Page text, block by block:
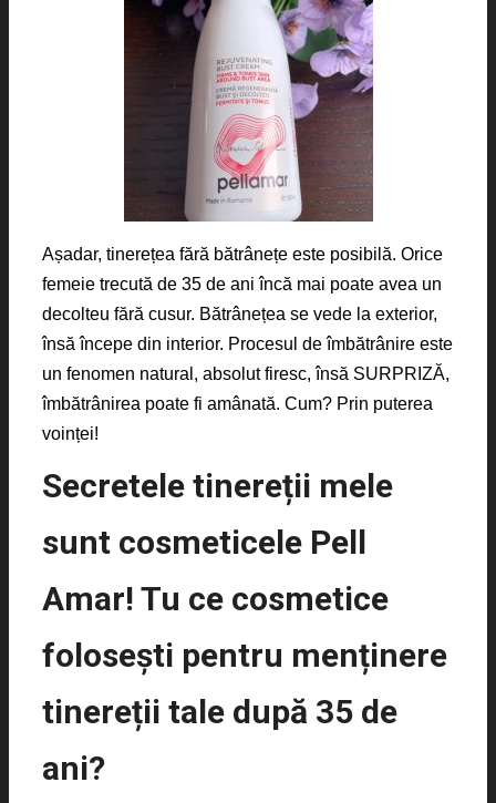
Așadar, tinerețea fără bătrânețe este posibilă. Orice
femeie trecută de 35 de ani încă mai poate avea un
decolteu fără cusur. Bătrânețea se vede la exterior,
însă începe din interior. Procesul de îmbătrânire este
un fenomen natural, absolut firesc, însă SURPRIZĂ,
îmbătrânirea poate fi amânată. Cum? Prin puterea
voinței!
Secretele tinereții mele
sunt cosmeticele Pell
Amar! Tu ce cosmetice
folosești pentru menținere
tinereții tale după 35 de
ani?